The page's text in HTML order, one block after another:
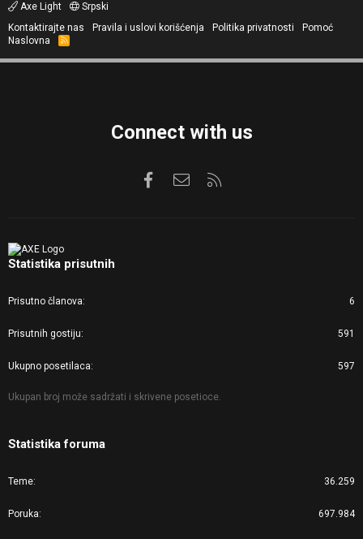
Axe Light
Srpski
Kontaktirajte nas
Pravila i uslovi korišćenja Politika privatnosti
Pomoć
Naslovna
R
S
Connect with us
FacebookKontaktirajte nas
Statistika prisutnih
Prisutno članova 6
Prisutnih gostiju 591
Ukupno posetilaca 597
Ukupan broj može sadržati i skrivene posetioce.
Statistika foruma
Teme 36.259
Poruka 697.984